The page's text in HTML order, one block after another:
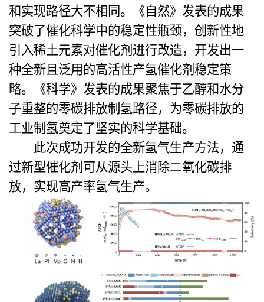
和实现路径大不相同。《自然》发表的成果
突破了催化科学中的稳定性瓶颈，创新性地
引入稀土元素对催化剂进行改造，开发出一
种全新且泛用的高活性产氢催化剂稳定策
略。《科学》发表的成果聚焦于乙醇和水分
子重整的零碳排放制氢路径，为零碳排放的
工业制氢奠定了坚实的科学基础。
此次成功开发的全新氢气生产方法，通
过新型催化剂可从源头上消除二氧化碳排
放，实现高产率氢气生产。